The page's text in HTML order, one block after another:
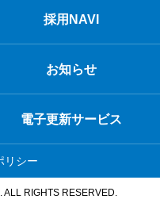
採用NAVI
お知らせ
電子更新サービス
リシー
ALL RIGHTS RESERVED.